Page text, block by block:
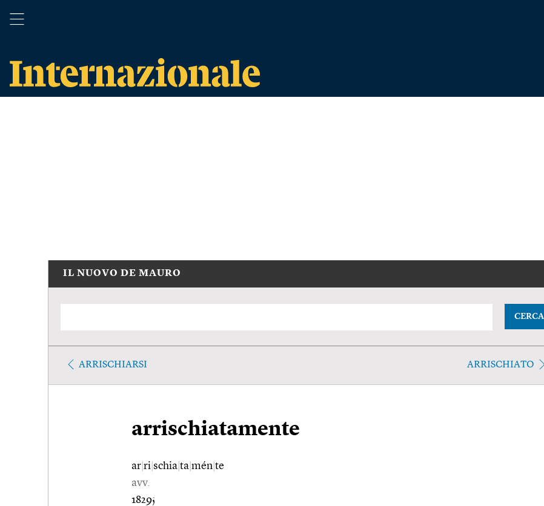
IL NUOVO DE MAURO
CERCA
ARRISCHIARSI ARRISCHIATO
arrischiatamente
ar ri schia ta mén te
avv.
1829;